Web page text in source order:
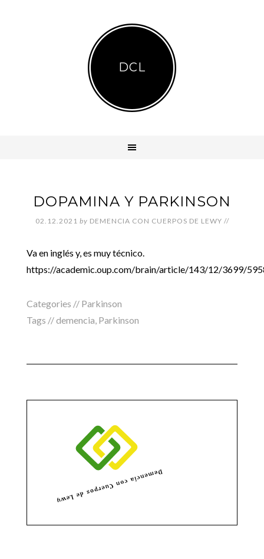
DCL
DOPAMINA Y PARKINSON
02.12.2021 by DEMENCIA CON CUERPOS DE LEWY //
Va en inglés y, es muy técnico.
https://academic.oup.com/brain/article/143/12/3699/
Categories // Parkinson
Tags //demencia, Parkinson